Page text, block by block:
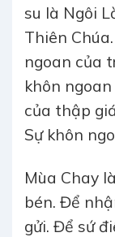
su là Ngôi
Thiên
ngoan của
khôn
của thập
Sự khôn
Mùa Chay
bén. Để
gửi. Để sứ